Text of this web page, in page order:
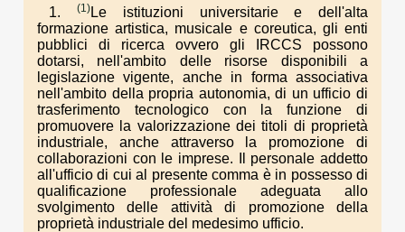
1.(1) Le istituzioni universitarie e dell'alta
formazione artistica, musicale e coreutica, gli enti
pubblici di ricerca ovvero gli IRCCS possono
dotarsi, nell'ambito delle risorse disponibili a
legislazione vigente, anche in forma associativa
nell'ambito della propria autonomia, di un ufficio di
trasferimento tecnologico con la funzione di
promuovere la valorizzazione dei titoli di proprietà
industriale, anche attraverso la promozione di
collaborazioni con le imprese. Il personale addetto
all'ufficio di cui al presente comma è in possesso di
qualificazione professionale adeguata allo
svolgimento delle attività di promozione della
proprietà industriale del medesimo ufficio.